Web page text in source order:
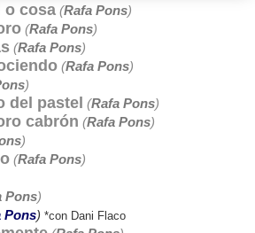
o cosa (Rafa Pons)
(Rafa Pons)
(Rafa Pons)
(Rafa Pons)
)
del pastel (Rafa Pons)
cabrón (Rafa Pons)
)
(Rafa Pons)
Pons)
Pons) *con Dani Flaco